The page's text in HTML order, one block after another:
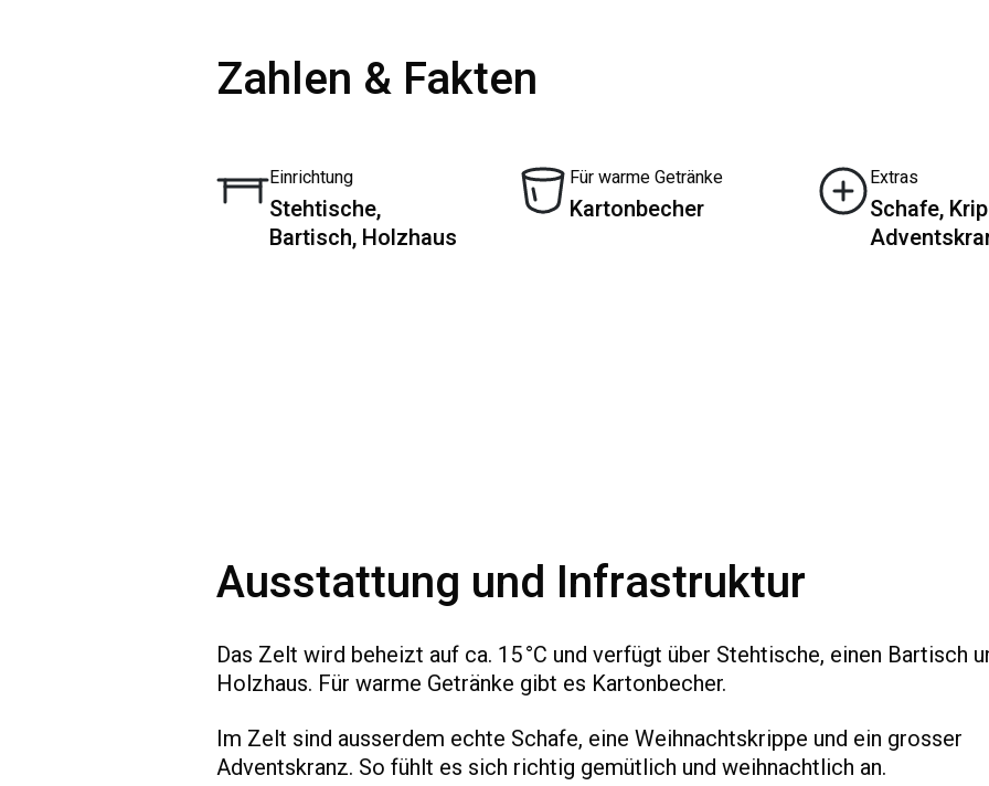
Zahlen & Fakten
Einrichtung
Stehtische,
Bartisch, Holzhaus
Für warme Getränke
Kartonbecher
Extras
Schafe,
Ausstattung und Infrastruktur
Das Zelt wird beheizt auf ca. 15 °C und verfügt über Stehtische, einen Bartisch
Holzhaus. Für warme Getränke gibt es Kartonbecher.
Im Zelt sind ausserdem echte Schafe, eine Weihnachtskrippe und ein grosser
Adventskranz. So fühlt es sich richtig gemütlich und weihnachtlich an.